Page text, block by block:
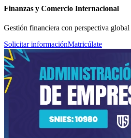
Finanzas y Comercio Internacional
Gestión financiera con perspectiva
Solicitar informaciónMatricúlate